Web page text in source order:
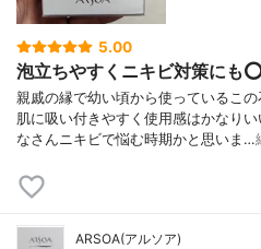
5.00
泡立ちやすくニキビ対策にも
親戚の縁で幼い頃から使っているこ
肌に吸い付きやすく使用感はかなり
なさんニキビで悩む時期かと思いま…
ARSOA(アルソア)